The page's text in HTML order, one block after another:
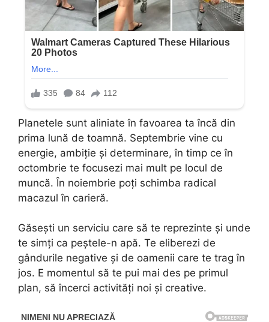
Planetele sunt aliniate în favoarea ta încă din
prima lună de toamnă. Septembrie vine cu
energie, ambiție și determinare, în timp ce în
octombrie te focusezi mai mult pe locul de
muncă. În noiembrie poți schimba radical
macazul în carieră.
Găsești un serviciu care să te reprezinte și unde
te simți ca peștele-n apă. Te eliberezi de
gândurile negative și de oamenii care te trag în
jos. E momentul să te pui mai des pe primul
plan, să încerci activități noi și creative.